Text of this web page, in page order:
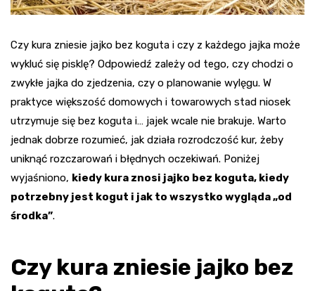
Czy kura zniesie jajko bez koguta i czy z każdego jajka może
wykluć się pisklę? Odpowiedź zależy od tego, czy chodzi o
zwykłe jajka do zjedzenia, czy o planowanie wylęgu. W
praktyce większość domowych i towarowych stad niosek
utrzymuje się bez koguta i… jajek wcale nie brakuje. Warto
jednak dobrze rozumieć, jak działa rozrodczość kur, żeby
uniknąć rozczarowań i błędnych oczekiwań. Poniżej
wyjaśniono, kiedy kura znosi jajko bez koguta, kiedy
potrzebny jest kogut i jak to wszystko wygląda „od
środka”.
Czy kura zniesie jajko bez